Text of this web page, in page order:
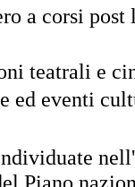
a corsi post
teatrali e
ed eventi